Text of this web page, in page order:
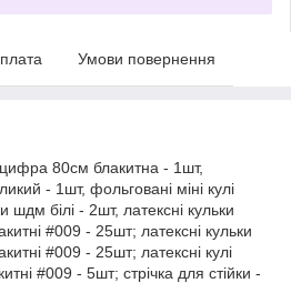
Умови повернення
80см блакитна - 1шт,
- 1шт, фольговані міні кулі
шдм білі - 2шт, латексні кульки
#009 - 25шт; латексні кульки
#009 - 25шт; латексні кулі
#009 - 5шт; стрічка для стійки -